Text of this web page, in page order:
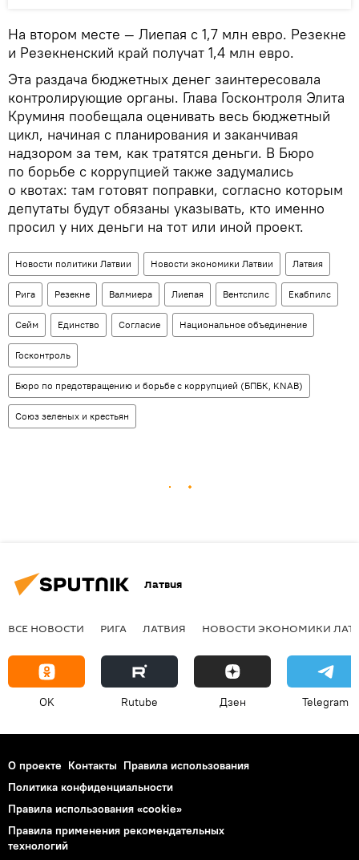
На втором месте — Лиепая с 1,7 млн евро. Резекне
и Резекненский край получат 1,4 млн евро.
Эта раздача бюджетных денег заинтересовала
контролирующие органы. Глава Госконтроля Элита
Круминя пообещала оценивать весь бюджетный
цикл, начиная с планирования и заканчивая
надзором за тем, как тратятся деньги. В Бюро
по борьбе с коррупцией также задумались
о квотах: там готовят поправки, согласно которым
депутаты будут обязаны указывать, кто именно
просил у них деньги на тот или иной проект.
Новости политики Латвии Новости экономики Латвии Латвия
Рига Резекне Валмиера Лиепая Вентспилс Екабпилс
Сейм Единство Согласие Национальное объединение
Госконтроль
Бюро по предотвращению и борьбе с коррупцией (БПБК, KNAB)
Союз зеленых и крестьян
Латвия
ВСЕ НОВОСТИ РИГА ЛАТВИЯ НОВОСТИ ЭКОНОМИКИ
OK Rutube Дзен Telegram
О проекте Контакты Правила использования
Политика конфиденциальности
Правила использования «cookie»
Правила применения рекомендательных
технологий